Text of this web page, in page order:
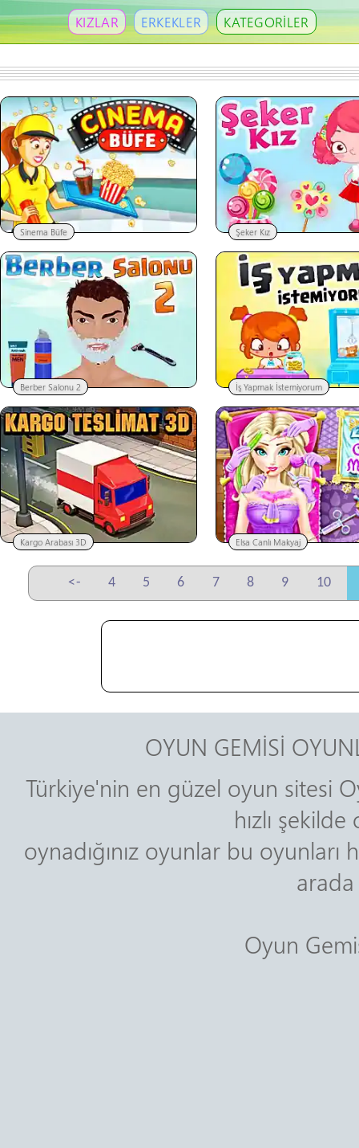
KIZLAR ERKEKLER KATEGORİLER
Sinema Büfe Şeker Kız
Berber Salonu 2 İş Yapmak İstemiyorum
Kargo Arabası 3D Elsa Canlı Makyaj
<- 4 5 6 7 8 9 10
OYUN GEMİSİ
Türkiye'nin en güzel oyun sitesi
hızlı
oynadığınız oyunlar bu oyunları
Oyun